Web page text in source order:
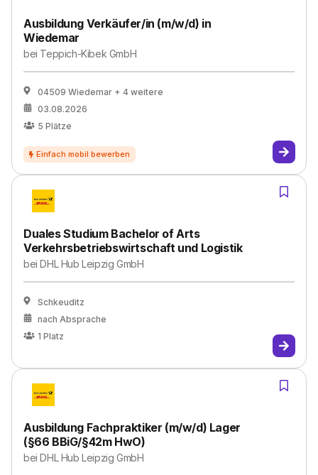
Ausbildung Verkäufer/in (m/w/d) in
Wiedemar
bei Teppich-Kibek GmbH
04509 Wiedemar + 4 weitere
03.08.2026
5 Plätze
Duales Studium Bachelor of Arts
Verkehrsbetriebswirtschaft und Logistik
beiDHL Hub Leipzig GmbH
Schkeuditz
nach Absprache
1 Platz
Ausbildung Fachpraktiker (m/w/d) Lager
(§66 BBiG/§42m HwO)
beiDHL Hub Leipzig GmbH